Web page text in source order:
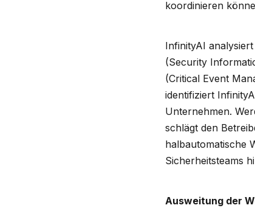
koordinieren
InfinityAI
(Security
(Critical Event
identifiziert
Unternehmen.
schlägt den
halbautomatische
Sicherheitsteams
Ausweitung der